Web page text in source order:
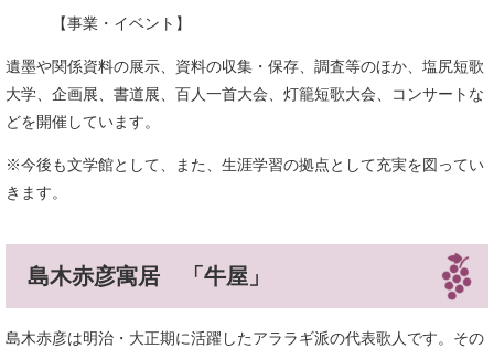
【事業・イベント】
遺墨や関係資料の展示、資料の収集・保存、調査等のほか、塩尻短歌
大学、企画展、書道展、百人一首大会、灯籠短歌大会、コンサートな
どを開催しています。
※今後も文学館として、また、生涯学習の拠点として充実を図ってい
きます。
島木赤彦寓居 「牛屋」
島木赤彦は明治・大正期に活躍したアララギ派の代表歌人です。その